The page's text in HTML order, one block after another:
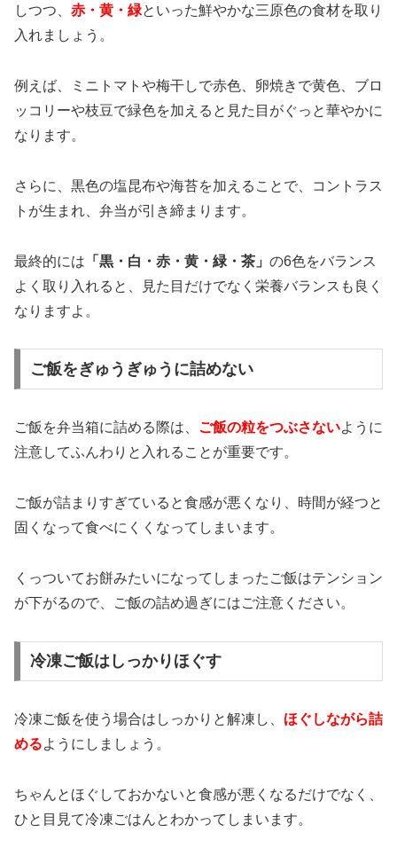
しつつ、 赤・黄・緑といった鮮やかな三原色の食材を取り
入れましょう。
例えば、ミニトマトや梅干しで赤色、卵焼きで黄色、ブロ
ッコリーや枝豆で緑色を加えると見た目がぐっと華やかに
なります。
さらに、黒色の塩昆布や海苔を加えることで、コントラス
トが生まれ、弁当が引き締まります。
最終的には 「黒・白・赤・黄・緑・茶」 の6色をバランス
よく取り入れると、見た目だけでなく栄養バランスも良く
なりますよ。
ご飯をぎゅうぎゅうに詰めない
ご飯を弁当箱に詰める際は、 ご飯の粒をつぶさないように
注意してふんわりと入れることが重要です。
ご飯が詰まりすぎていると食感が悪くなり、時間が経つと
固くなって食べにくくなってしまいます。
くっついてお餅みたいになってしまったご飯はテンション
が下がるので、ご飯の詰め過ぎにはご注意ください。
冷凍ご飯はしっかりほぐす
冷凍ご飯を使う場合はしっかりと解凍し、 ほぐしながら詰
めるようにしましょう。
ちゃんとほぐしておかないと食感が悪くなるだけでなく、
ひと目見て冷凍ごはんとわかってしまいます。